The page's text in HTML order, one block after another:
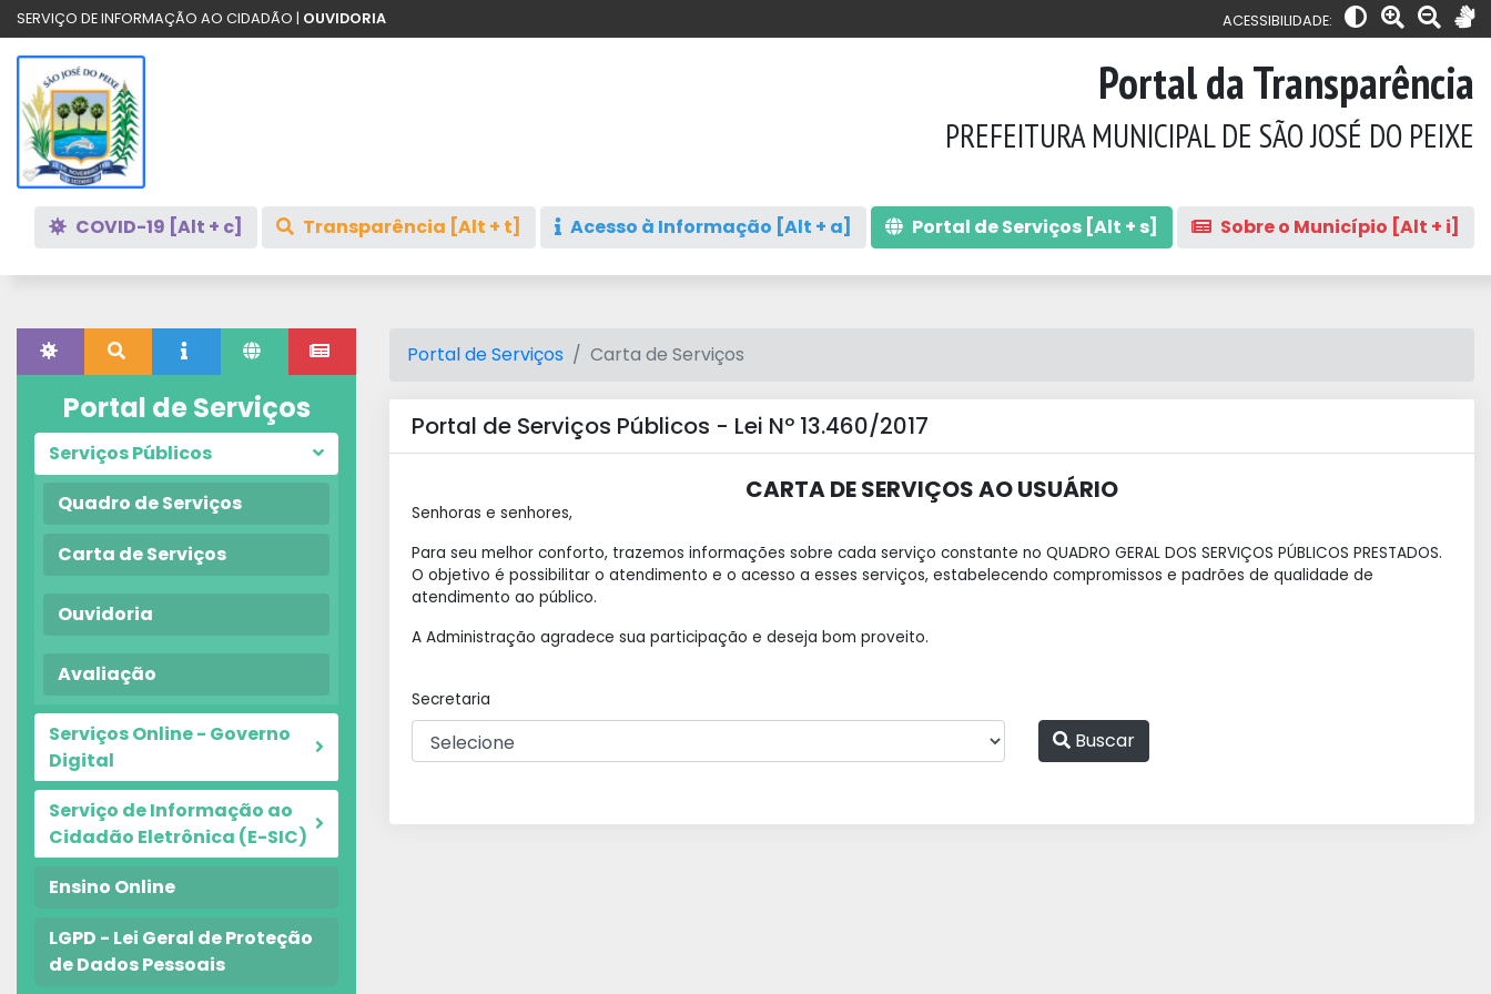
SERVIÇO DE INFORMAÇÃO AO CIDADÃO | OUVIDORIA ACESSIBILIDADE:
Portal da Transparência
PREFEITURA MUNICIPAL DE SÃO JOSÉ DO PEIXE
COVID-19 [Alt + c] Transparência [Alt + t] Acesso à Informação [Alt + a] Portal de Serviços [Alt + s] Sobre o Município [Alt + i]
Portal de Serviços
Serviços Públicos
Quadro de Serviços
Carta de Serviços
Ouvidoria
Avaliação
Serviços Online - Governo
Digital
Serviço de Informação ao
Cidadão Eletrônica (E-SIC)
Ensino Online
LGPD - Lei Geral de Proteção
de Dados Pessoais
Portal de Serviços Carta de Serviços
Portal de Serviços Públicos - Lei Nº 13.460/2017
CARTA DE SERVIÇOS AO USUÁRIO
Senhoras e senhores,
Para seu melhor conforto, trazemos informações sobre cada serviço constante no QUADRO GERAL DOS SERVIÇOS PÚBLICOS PRESTADOS.
O objetivo é possibilitar o atendimento e o acesso a esses serviços, estabelecendo compromissos e padrões de qualidade de
atendimento ao público.
A Administração agradece sua participação e deseja bom proveito.
Secretaria
Buscar